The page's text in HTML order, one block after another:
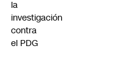
la
investigación
contra
el PDG